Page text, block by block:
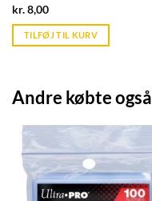
kr.8,00Current
is:
kr. 39,95.
TILFØJ TIL KURV
Andre købte også